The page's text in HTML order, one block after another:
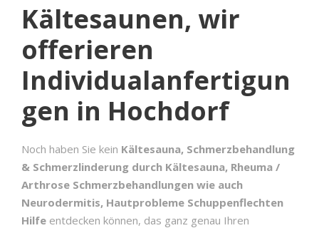
Kältesaunen, wir
offerieren
Individualanfertigun
gen in Hochdorf
Noch haben Sie kein Kältesauna, Schmerzbehandlung
& Schmerzlinderung durch Kältesauna, Rheuma /
Arthrose Schmerzbehandlungen wie auch
Neurodermitis, Hautprobleme Schuppenflechten
Hilfe entdecken können, das ganz genau Ihren